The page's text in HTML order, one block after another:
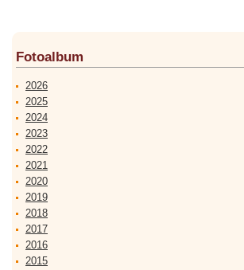
Fotoalbum
2026
2025
2024
2023
2022
2021
2020
2019
2018
2017
2016
2015